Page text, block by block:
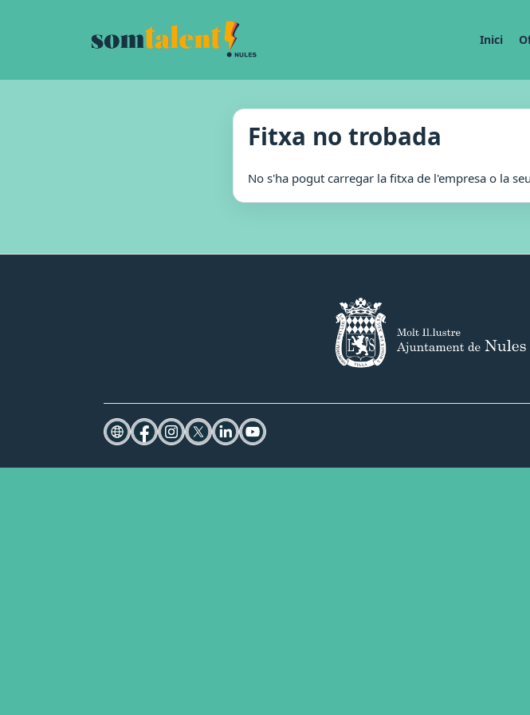
Inici
Fitxa no trobada
No s'ha pogut carregar la fitxa de l'empresa o la